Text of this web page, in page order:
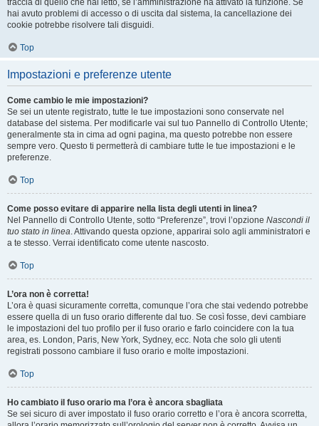
traccia di quello che hai letto, se l’amministrazione ha attivato la funzione. Se
hai avuto problemi di accesso o di uscita dal sistema, la cancellazione dei
cookie potrebbe risolvere tali disguidi.
Top
Impostazioni e preferenze utente
Come cambio le mie impostazioni?
Se sei un utente registrato, tutte le tue impostazioni sono conservate nel
database del sistema. Per modificarle vai sul tuo Pannello di Controllo Utente;
generalmente sta in cima ad ogni pagina, ma questo potrebbe non essere
sempre vero. Questo ti permetterà di cambiare tutte le tue impostazioni e le
preferenze.
Top
Come posso evitare di apparire nella lista degli utenti in linea?
Nel Pannello di Controllo Utente, sotto “Preferenze”, trovi l’opzione Nascondi il
tuo stato in linea. Attivando questa opzione, apparirai solo agli amministratori e
a te stesso. Verrai identificato come utente nascosto.
Top
L’ora non è corretta!
L’ora è quasi sicuramente corretta, comunque l’ora che stai vedendo potrebbe
essere quella di un fuso orario differente dal tuo. Se così fosse, devi cambiare
le impostazioni del tuo profilo per il fuso orario e farlo coincidere con la tua
area, es. London, Paris, New York, Sydney, ecc. Nota che solo gli utenti
registrati possono cambiare il fuso orario e molte impostazioni.
Top
Ho cambiato il fuso orario ma l’ora è ancora sbagliata
Se sei sicuro di aver impostato il fuso orario corretto e l’ora è ancora scorretta,